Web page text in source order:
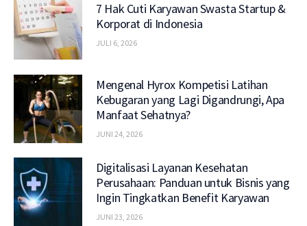
7 Hak Cuti Karyawan Swasta Startup &
Korporat di Indonesia
JULI 6, 2026
Mengenal Hyrox Kompetisi Latihan
Kebugaran yang Lagi Digandrungi, Apa
Manfaat Sehatnya?
JUNI 24, 2026
Digitalisasi Layanan Kesehatan
Perusahaan: Panduan untuk Bisnis yang
Ingin Tingkatkan Benefit Karyawan
JUNI 23, 2026